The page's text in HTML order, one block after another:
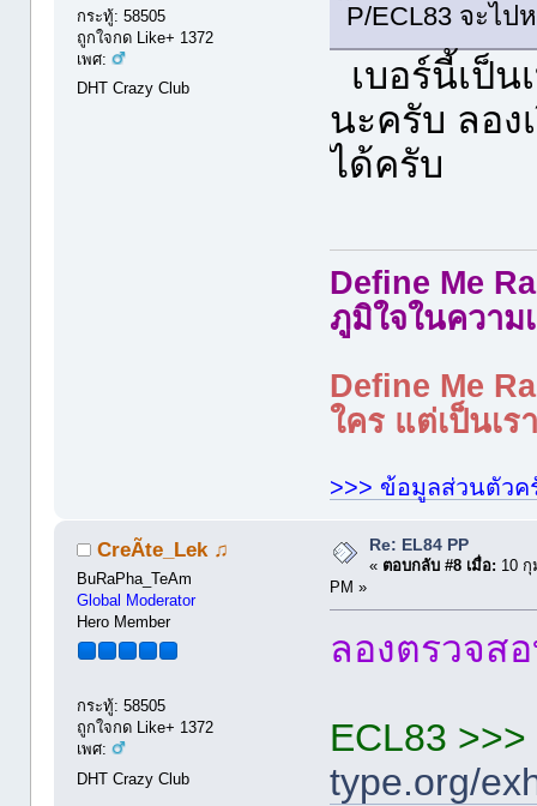
กระทู้: 58505
ถูกใจกด Like+ 1372
เพศ:
DHT Crazy Club
P/ECL83 จะไ
เบอร์นี้เป็น
นะครับ ลอ
ได้ครับ
Define Me
ภูมิใจในความ
Define Me
ใคร แต่เป็นเ
>>> ข้อมูลส่วนตัวค
CreÃte_Lek ♫
BuRaPha_TeAm
Global Moderator
Hero Member
กระทู้: 58505
ถูกใจกด Like+ 1372
เพศ:
DHT Crazy Club
Re: EL84 PP
« ตอบกลับ #8 เมื่อ: 10
PM »
ลองตรวจส
ECL83 >>>
type.org/